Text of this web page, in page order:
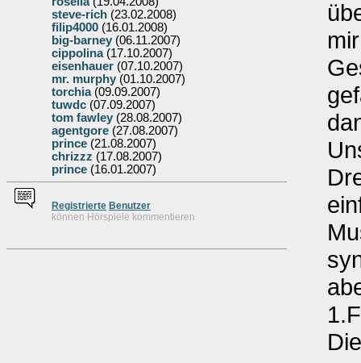
steve-rich (23.02.2008)
filip4000 (16.01.2008)
big-barney (06.11.2007)
cippolina(17.10.2007)
eisenhauer (07.10.2007)
mr. murphy (01.10.2007)
torchia(09.09.2007)
tuwdc (07.09.2007)
tom fawley (28.08.2007)
agentgore (27.08.2007)
prince (21.08.2007)
chrizzz (17.08.2007)
prince (16.01.2007)
Registrierte Benutzer
können Hörspiele kommentieren